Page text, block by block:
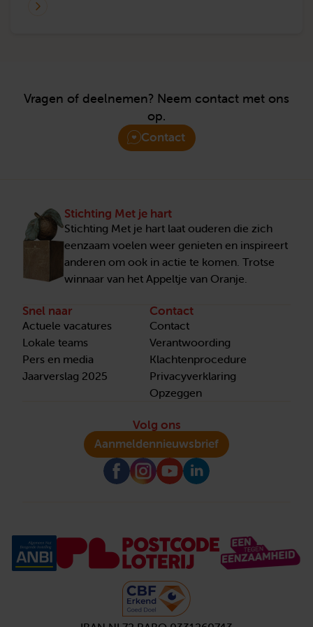
om inkomsten te genereren voor Met je hart,
Vragen of deelnemen? Neem contact met ons
op.
Contact
Stichting Met je hart
Stichting Met je hart laat ouderen die zich
eenzaam voelen weer genieten en inspireert
anderen om ook in actie te komen. Trotse
winnaar van het Appeltje van Oranje.
Snel naar
Actuele vacatures
Lokale teams
Pers en media
Jaarverslag 2025
Contact
Contact
Verantwoording
Klachtenprocedure
Privacyverklaring
Opzeggen
Volg ons
Aanmeldennieuwsbrief